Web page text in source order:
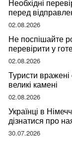
Необхідні
перед
02.08.2026
Не поспішайте
перевірити у
мандрівниці
02.08.2026
Туристи
великі камені
02.08.2026
Українці в
дізнатися про
30.07.2026